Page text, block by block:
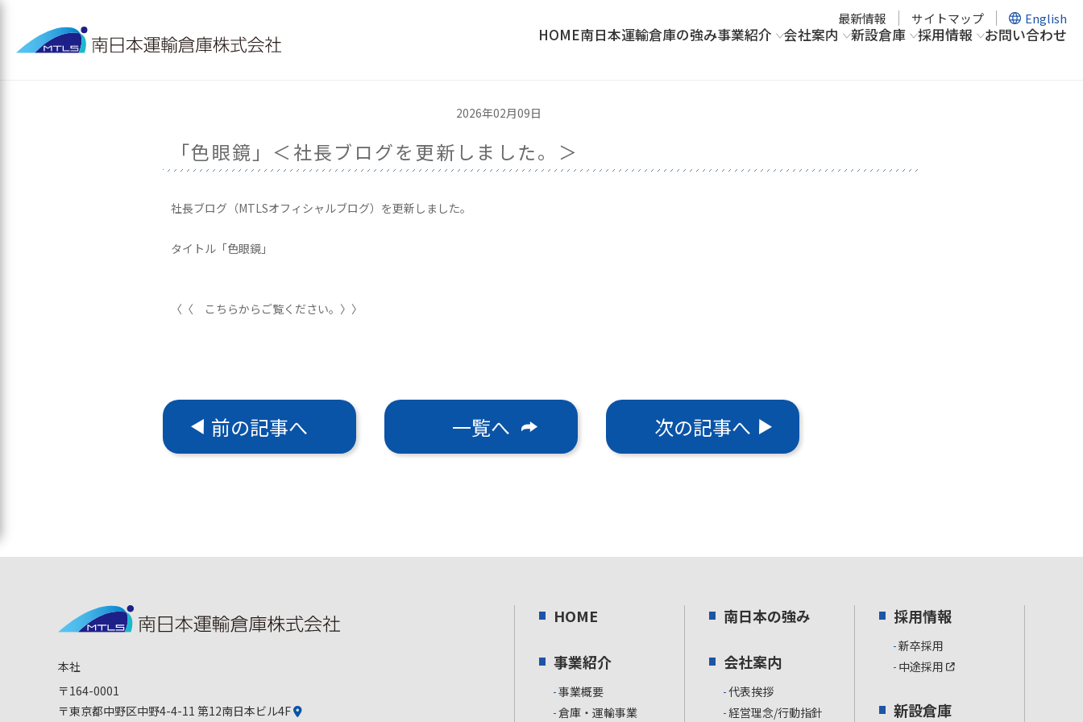
最新情報 サイトマップ English
HOME南日本運輸倉庫の強み事業紹介 会社案内 新設倉庫 採用情報 お問い合わせ
2026年02月09日
「色眼鏡」＜社長ブログを更新しました。＞
社長ブログ（MTLSオフィシャルブログ）を更新しました。
タイトル「色眼鏡」
〈〈 こちらからご覧ください。〉〉
前の記事へ 一覧へ 次の記事へ
本社
〒164-0001
〒東京都中野区中野4-4-11 第12南日本ビル4F
HOME
事業紹介
事業概要
倉庫・運輸事業
南日本の強み
会社案内
代表挨拶
経営理念/行動指針
採用情報
新卒採用
中途採用
新設倉庫